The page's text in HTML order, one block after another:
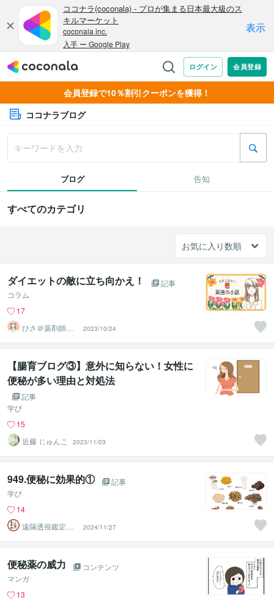
会員登録で10％割引クーポンを獲得！
ココナラブログ
ブログ 告知
すべてのカテゴリ
ダイエットの敵に立ち向かえ！
記事
コラム
17
ひさ＠薬剤師＆
国際薬膳師
2023/10/24
【腸育ブログ③】意外に知らない！女性に
便秘が多い理由と対処法
記事
学び
15
近藤 じゅんこ
2023/11/03
949.便秘に効果的①
記事
学び
14
遠隔透視鑑定
師・すずか✡
2024/11/27
便秘薬の威力
コンテンツ
マンガ
13